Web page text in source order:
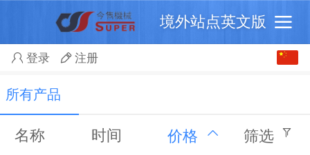
境外站点英文版
登录 注册
所有产品
名称 时间 价格 筛选